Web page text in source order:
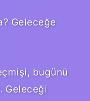
Geleceğe
bugünü
Geleceği